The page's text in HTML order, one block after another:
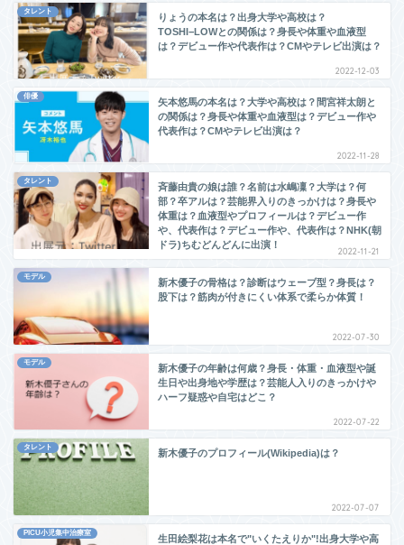
タレント
りょうの本名は？出身大学や高校は？
TOSHI−LOWとの関係は？身長や体重や血液型
は？デビュー作や代表作は？CMやテレビ出演は？
2022-12-03
俳優
矢本悠馬の本名は？大学や高校は？間宮祥太朗と
の関係は？身長や体重や血液型は？デビュー作や
代表作は？CMやテレビ出演は？
2022-11-28
タレント
斉藤由貴の娘は誰？名前は水嶋凜？大学は？何
部？卒アルは？芸能界入りのきっかけは？身長や
体重は？血液型やプロフィールは？デビュー作
や、代表作は？デビュー作や、代表作は？NHK(朝
ドラ)ちむどんどんに出演！
2022-11-21
モデル
新木優子の骨格は？診断はウェーブ型？身長は？
股下は？筋肉が付きにくい体系で柔らか体質！
2022-07-30
モデル
新木優子の年齢は何歳？身長・体重・血液型や誕
生日や出身地や学歴は？芸能人入りのきっかけや
ハーフ疑惑や自宅はどこ？
2022-07-22
タレント
新木優子のプロフィール(Wikipedia)は？
2022-07-07
PICU小児集中治療室
生田絵梨花は本名で"いくたえりか"!出身大学や高